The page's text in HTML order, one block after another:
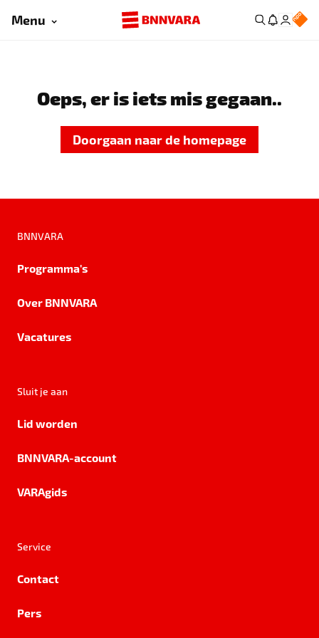
Menu
Oeps, er is iets mis gegaan..
Doorgaan naar de homepage
BNNVARA
Programma's
Over BNNVARA
Vacatures
Sluit je aan
Lid worden
BNNVARA-account
VARAgids
Service
Contact
Pers